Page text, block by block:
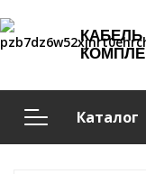
Каталог